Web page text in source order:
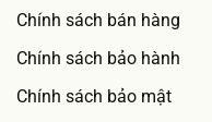
Chính sách bán hàng
Chính sách bảo hành
Chính sách bảo mật